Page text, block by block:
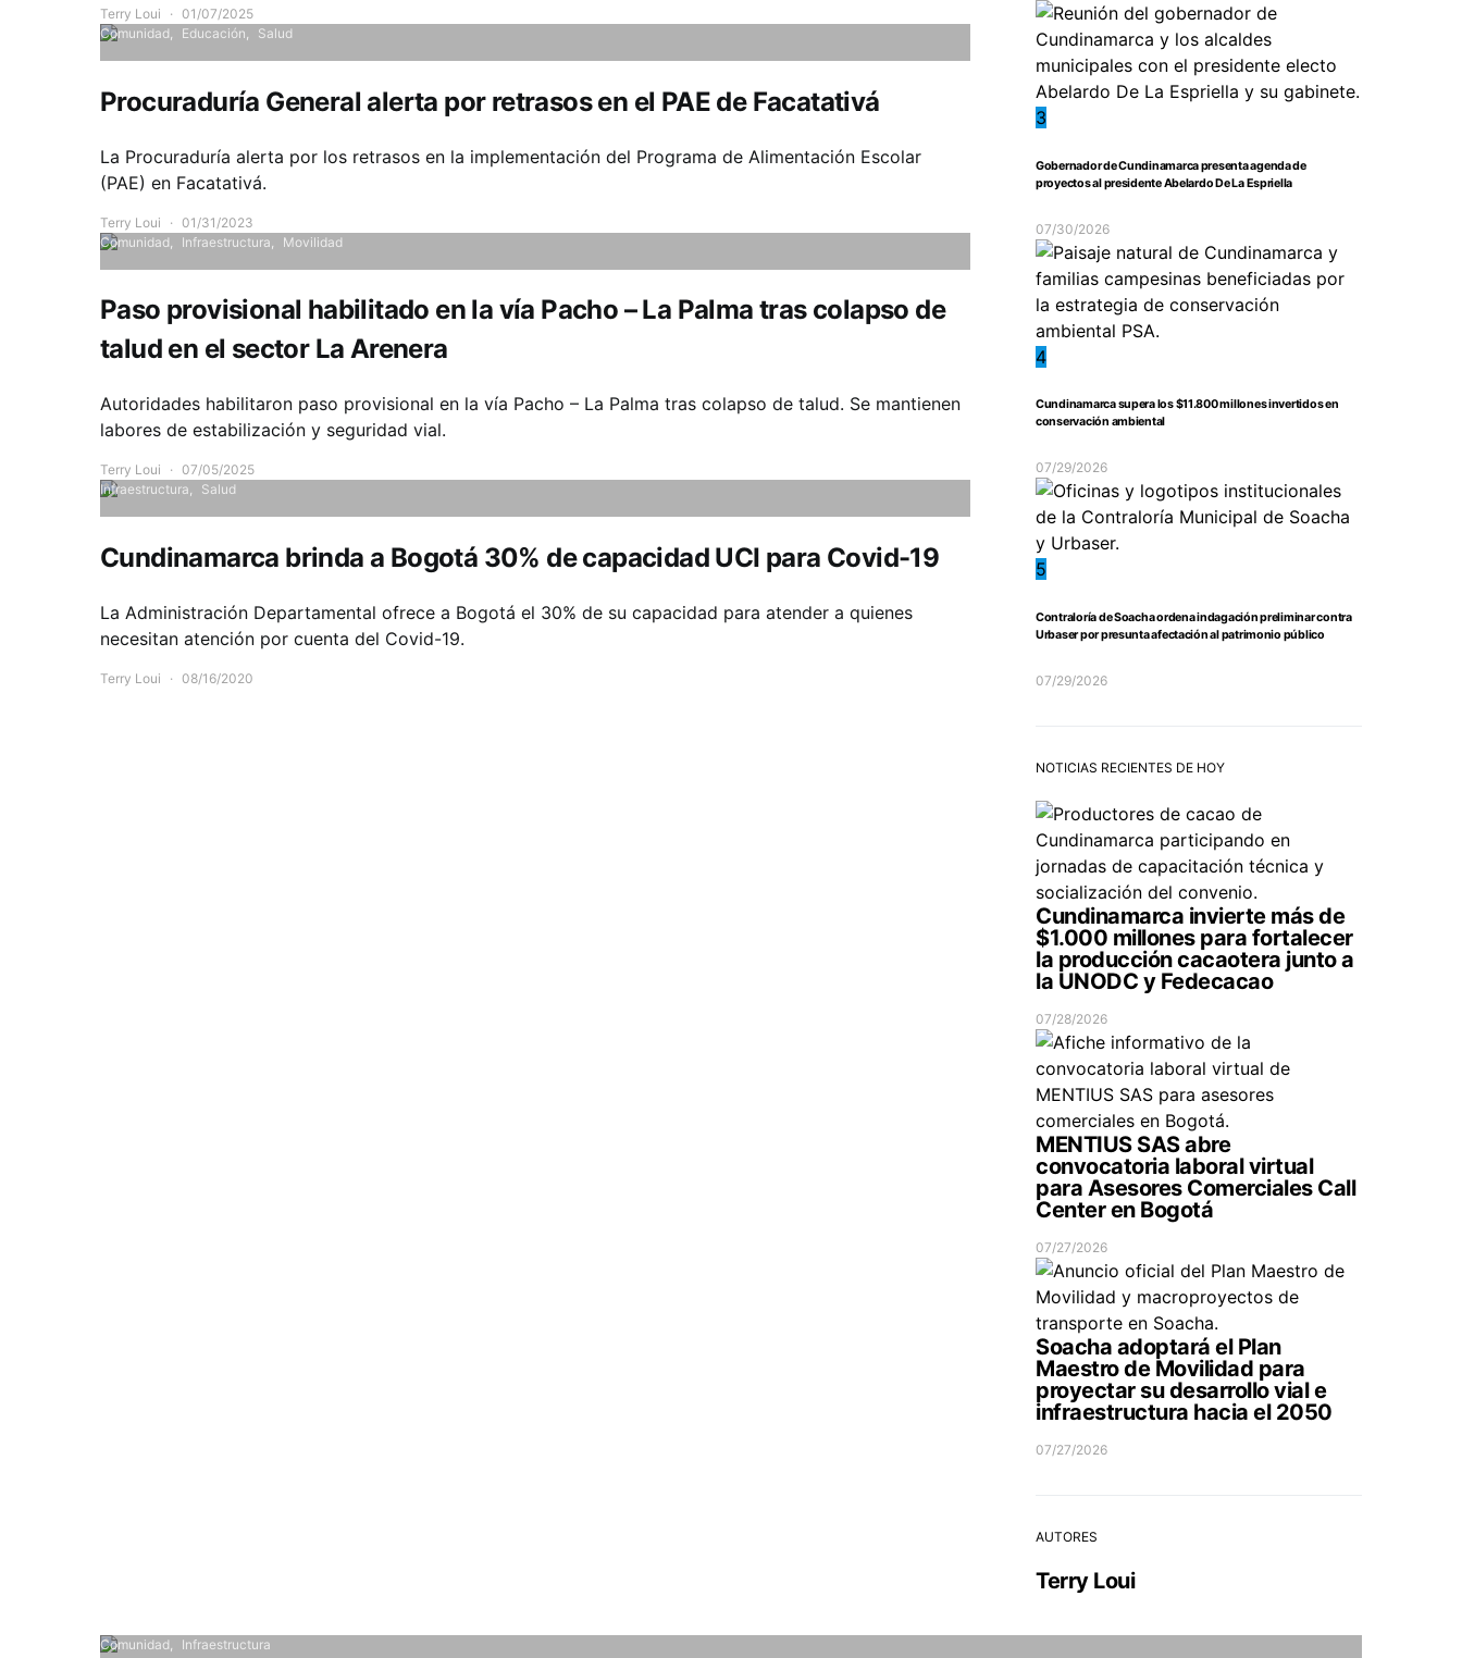
Terry Loui
01/07/2025
Comunidad
Educación Salud
Procuraduría General alerta por retrasos en el PAE de Facatativá
La Procuraduría alerta por los retrasos en la implementación del Programa de Alimentación Escolar
(PAE) en Facatativá.
Terry Loui
01/31/2023
Comunidad
Infraestructura Movilidad
Paso provisional habilitado en la vía Pacho – La Palma tras colapso de
talud en el sector La Arenera
Autoridades habilitaron paso provisional en la vía Pacho – La Palma tras colapso de talud. Se mantienen
labores de estabilización y seguridad vial.
Terry Loui
07/05/2025
Infraestructura
Salud
Cundinamarca brinda a Bogotá 30% de capacidad UCI para Covid-19
La Administración Departamental ofrece a Bogotá el 30% de su capacidad para atender a quienes
necesitan atención por cuenta del Covid-19.
Terry Loui 08/16/2020
3
Gobernador de Cundinamarca presenta agenda de
proyectos al presidente Abelardo De La Espriella
07/30/2026
4
Cundinamarca supera los $11.800 millones invertidos en
conservación ambiental
07/29/2026
5
Contraloría de Soacha ordena indagación preliminar contra
Urbaser por presunta afectación al patrimonio público
07/29/2026
NOTICIAS RECIENTES DE HOY
Cundinamarca invierte más de
$1.000 millones para fortalecer
la producción cacaotera junto a
la UNODC y Fedecacao
07/28/2026
MENTIUS SAS abre
convocatoria laboral virtual
para Asesores Comerciales Call
Center en Bogotá
07/27/2026
Soacha adoptará el Plan
Maestro de Movilidad para
proyectar su desarrollo vial e
infraestructura hacia el 2050
07/27/2026
AUTORES
Terry Loui
Comunidad Infraestructura